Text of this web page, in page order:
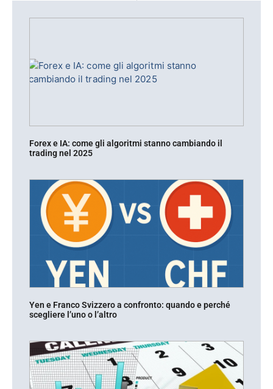
Forex e IA: come gli algoritmi stanno cambiando il
trading nel 2025
Yen e Franco Svizzero a confronto: quando e perché
scegliere l’uno o l’altro